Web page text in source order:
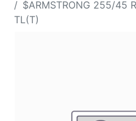
$ARMSTRONG 255/45
TL(T)